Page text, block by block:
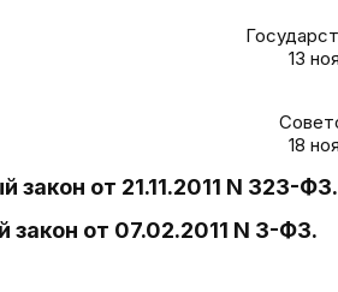
13
18
закон от 21.11.2011 N 323-ФЗ.
закон от 07.02.2011 N 3-ФЗ.